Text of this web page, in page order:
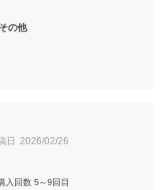
の他
日 2026/02/26
入回数 5～9回目